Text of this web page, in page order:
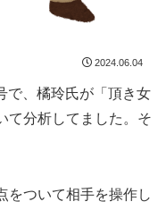
2024.06.04
で、橘玲氏が「頂き女
て分析してました。そ
をついて相手を操作し